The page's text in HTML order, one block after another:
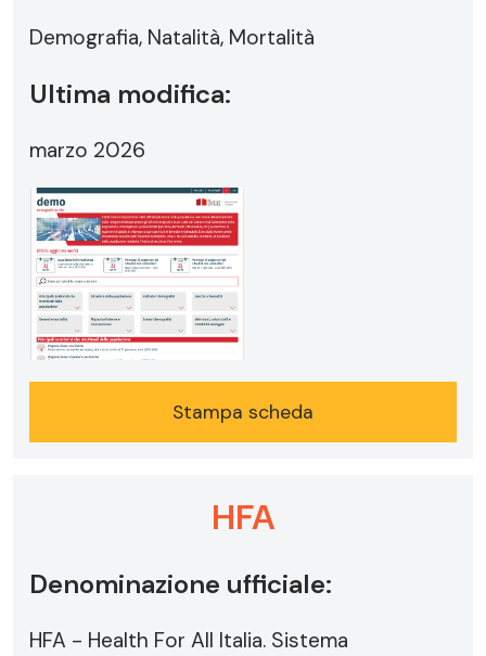
Demografia, Natalità, Mortalità
Ultima modifica:
marzo 2026
Stampa scheda
HFA
Denominazione ufficiale:
HFA - Health For All Italia. Sistema